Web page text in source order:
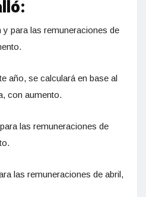
y para las remuneraciones de
año, se calculará en base al
con aumento.
las remuneraciones de
las remuneraciones de abril,